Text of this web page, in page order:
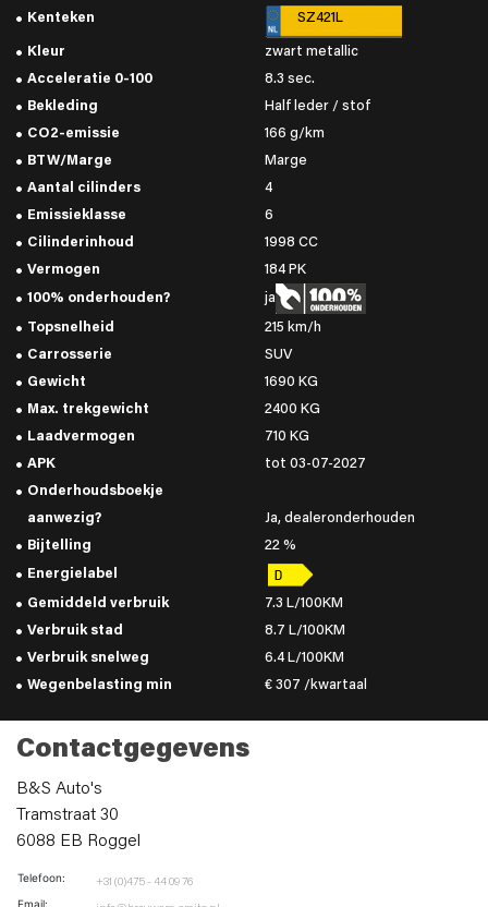
Kenteken SZ421L
Kleur
zwart metallic
Acceleratie 0-100
8.3 sec.
Bekleding
Half leder / stof
CO2-emissie
166 g/km
BTW/Marge
Marge
Aantal cilinders
4
Emissieklasse
6
Cilinderinhoud
1998 CC
Vermogen
184 PK
100% onderhouden? ja
Topsnelheid
215 km/h
Carrosserie
SUV
Gewicht
1690 KG
Max. trekgewicht
2400 KG
Laadvermogen
710 KG
APK
tot 03-07-2027
Onderhoudsboekje
aanwezig?
Ja, dealeronderhouden
Bijtelling
22 %
Energielabel
Gemiddeld verbruik
7.3 L/100KM
Verbruik stad
8.7 L/100KM
Verbruik snelweg
6.4 L/100KM
Wegenbelasting min
€ 307 /kwartaal
Contactgegevens
B&S Auto's
Tramstraat 30
6088 EB Roggel
Telefoon: +31 (0)475 - 44 09 76
Email: